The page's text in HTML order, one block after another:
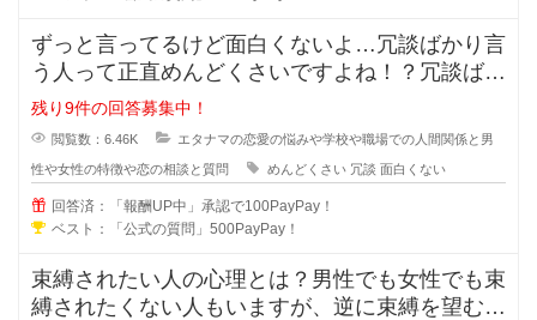
ずっと言ってるけど面白くないよ…冗談ばかり言
う人って正直めんどくさいですよね！？冗談ばか
りでめんどくさい人に対しての対処
残り9件の回答募集中！
閲覧数：6.46K エタナマの恋愛の悩みや学校や職場での人間関係と男
性や女性の特徴や恋の相談と質問 めんどくさい 冗談 面白くない
回答済：「報酬UP中」承認で100PayPay！
ベスト：「公式の質問」500PayPay！
束縛されたい人の心理とは？男性でも女性でも束
縛されたくない人もいますが、逆に束縛を望む人